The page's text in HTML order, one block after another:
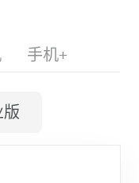
手机+